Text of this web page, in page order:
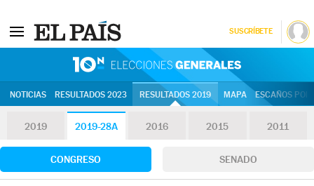
SUSCRÍBETE
NOTICIAS RESULTADOS 2023 RESULTADOS 2019 MAPA ESCAÑOS
2019 2019-28A 2016 2015 2011
CONGRESO SENADO